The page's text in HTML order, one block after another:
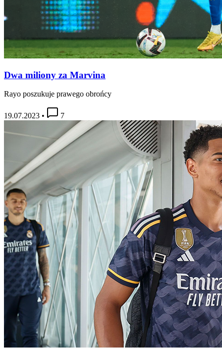
Dwa miliony za Marvina
Rayo poszukuje prawego obrońcy
19.07.2023 • 7